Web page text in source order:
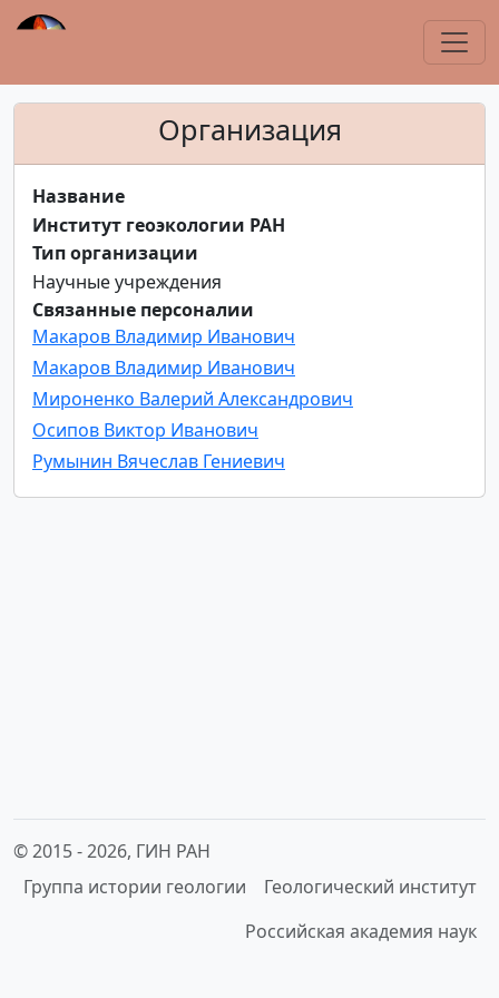
Организация
Название
Институт геоэкологии РАН
Тип организации
Научные учреждения
Связанные персоналии
Макаров Владимир Иванович
Макаров Владимир Иванович
Мироненко Валерий Александрович
Осипов Виктор Иванович
Румынин Вячеслав Гениевич
© 2015 -2026, ГИН РАН
Группа истории геологии
Геологический институт
Российская академия наук